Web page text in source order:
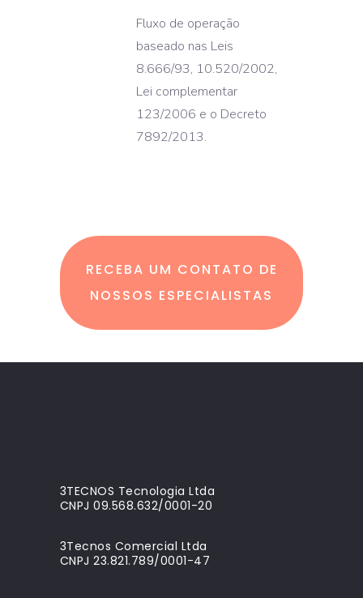
Fluxo de operação
baseado nas Leis
8.666/93, 10.520/2002,
Lei complementar
123/2006 e o Decreto
7892/2013.
RECEBA UM CONTATO DE
NOSSOS ESPECIALISTAS
3TECNOS Tecnologia Ltda
CNPJ 09.568.632/0001-20
3Tecnos Comercial Ltda
CNPJ 23.821.789/0001-47